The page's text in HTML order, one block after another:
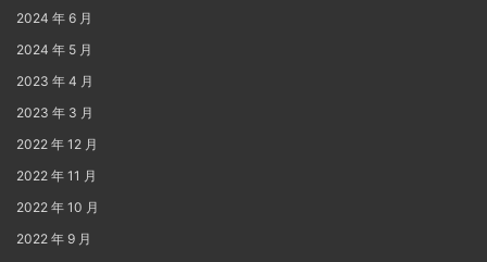
2024 年 6 月
2024 年 5 月
2023 年 4 月
2023 年 3 月
2022 年 12 月
2022 年 11 月
2022 年 10 月
2022 年 9 月